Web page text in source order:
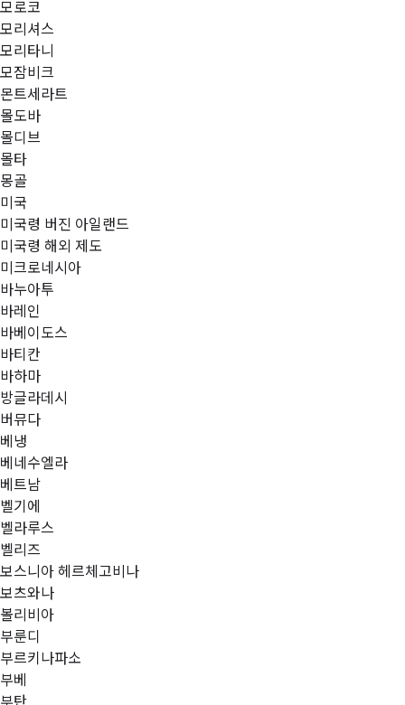
모로코
모리셔스
모리타니
모잠비크
몬트세라트
몰도바
몰디브
몰타
몽골
미국
미국령 버진 아일랜드
미국령 해외 제도
미크로네시아
바누아투
바레인
바베이도스
바티칸
바하마
방글라데시
버뮤다
베냉
베네수엘라
베트남
벨기에
벨라루스
벨리즈
보스니아 헤르체고비나
보츠와나
볼리비아
부룬디
부르키나파소
부베